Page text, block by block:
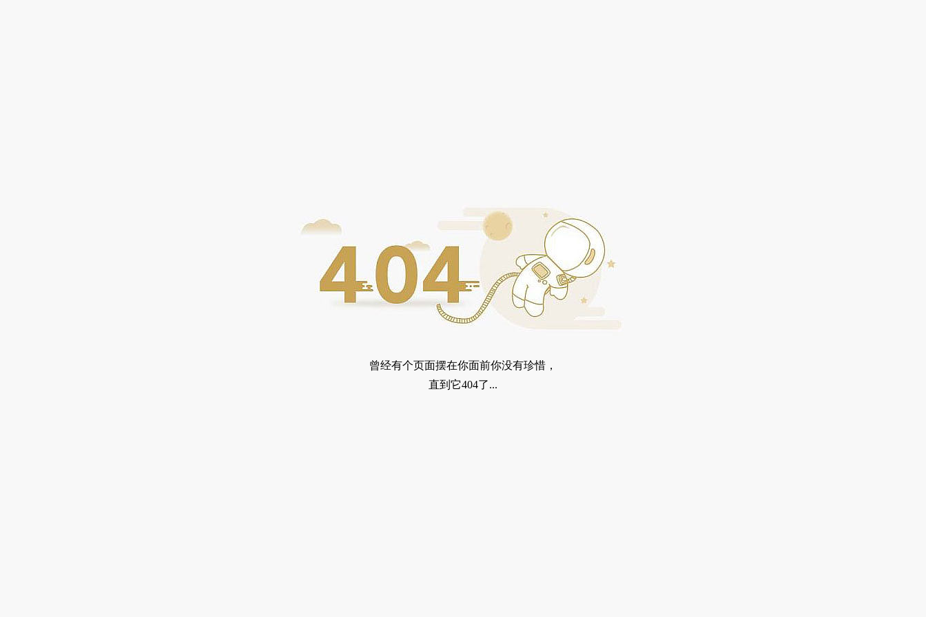
曾经有个页面摆在你面前你没有珍惜，
直到它404了...